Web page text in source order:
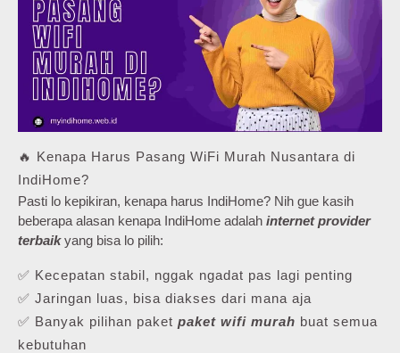
🔥 Kenapa Harus Pasang WiFi Murah Nusantara di
IndiHome?
Pasti lo kepikiran, kenapa harus IndiHome? Nih gue kasih
beberapa alasan kenapa IndiHome adalah internet provider
terbaikyang bisa lo pilih:
✅ Kecepatan stabil, nggak ngadat pas lagi penting
✅ Jaringan luas, bisa diakses dari mana aja
✅ Banyak pilihan paket paket wifi murah buat semua
kebutuhan